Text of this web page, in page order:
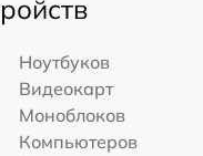
Ноутбуков
Видеокарт
Моноблоков
Компьютеров